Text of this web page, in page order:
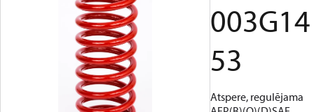
003G14
53
Atspere, regulējama